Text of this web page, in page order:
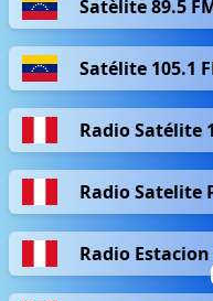
Satèlite 89.5
Satélite 105.1
Radio Satélite
Radio Satelite
Radio